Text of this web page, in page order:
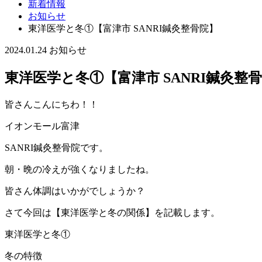
新着情報
お知らせ
東洋医学と冬①【富津市 SANRI鍼灸整骨院】
2024.01.24 お知らせ
東洋医学と冬①【富津市 SANRI鍼灸整
皆さんこんにちわ！！
イオンモール富津
SANRI鍼灸整骨院です。
朝・晩の冷えが強くなりましたね。
皆さん体調はいかがでしょうか？
さて今回は【東洋医学と冬の関係】を記載します。
東洋医学と冬①
冬の特徴